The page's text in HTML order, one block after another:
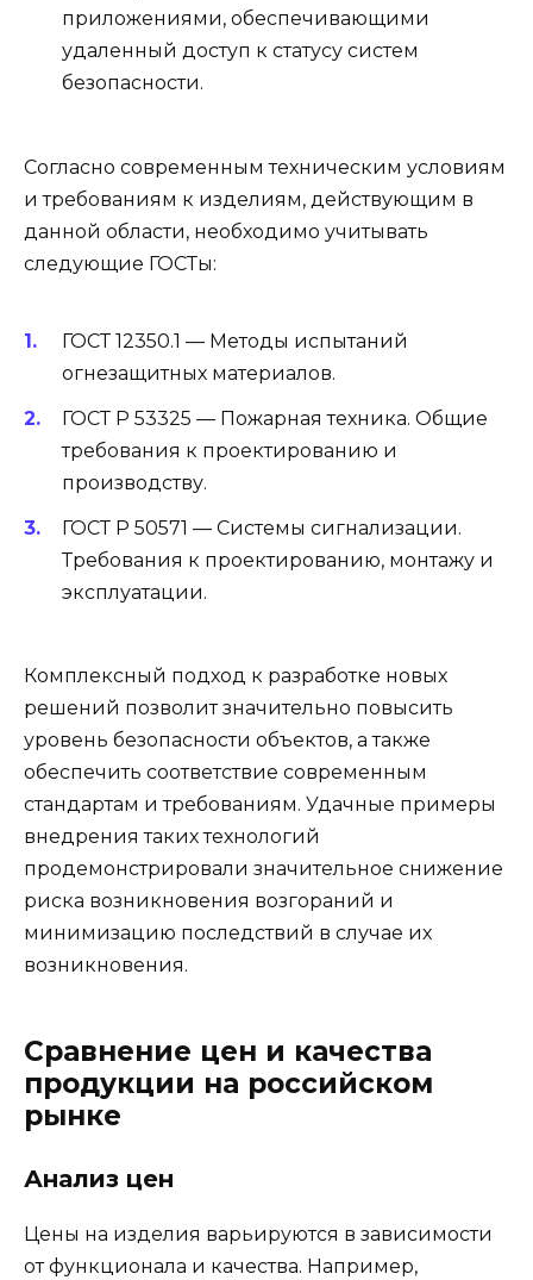
приложениями, обеспечивающими
удаленный доступ к статусу систем
безопасности.
Согласно современным техническим условиям
и требованиям к изделиям, действующим в
данной области, необходимо учитывать
следующие ГОСТы:
ГОСТ 12350.1 — Методы испытаний
огнезащитных материалов.
ГОСТ Р 53325 — Пожарная техника. Общие
требования к проектированию и
производству.
ГОСТ Р 50571 — Системы сигнализации.
Требования к проектированию, монтажу и
эксплуатации.
Комплексный подход к разработке новых
решений позволит значительно повысить
уровень безопасности объектов, а также
обеспечить соответствие современным
стандартам и требованиям. Удачные примеры
внедрения таких технологий
продемонстрировали значительное снижение
риска возникновения возгораний и
минимизацию последствий в случае их
возникновения.
Сравнение цен и качества
продукции на российском
рынке
Анализ цен
Цены на изделия варьируются в зависимости
от функционала и качества. Например,